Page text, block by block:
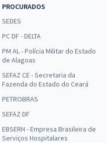
PROCURADOS
SEDES
PC DF - DELTA
PM AL - Polícia Militar do Estado
de Alagoas
SEFAZ CE - Secretaria da
Fazenda do Estado do Ceará
PETROBRAS
SEFAZ DF
EBSERH - Empresa Brasileira de
Serviços Hospitalares